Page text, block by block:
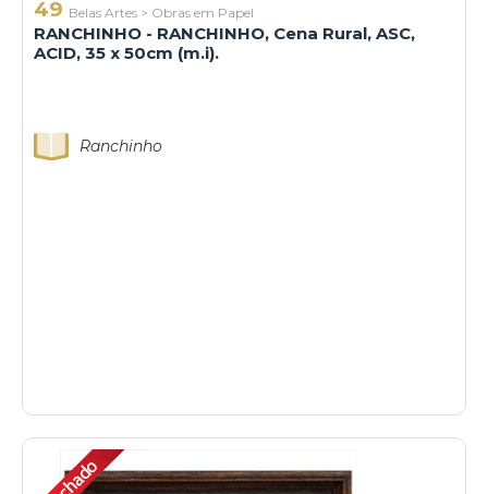
49 Belas Artes > Obras em Papel
RANCHINHO - RANCHINHO, Cena Rural, ASC,
ACID, 35 x 50cm (m.i).
Ranchinho